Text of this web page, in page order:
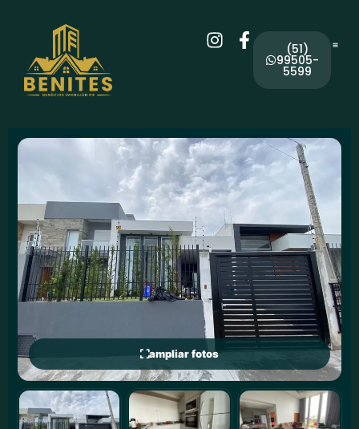
(51)
99505-
5599
ampliar fotos